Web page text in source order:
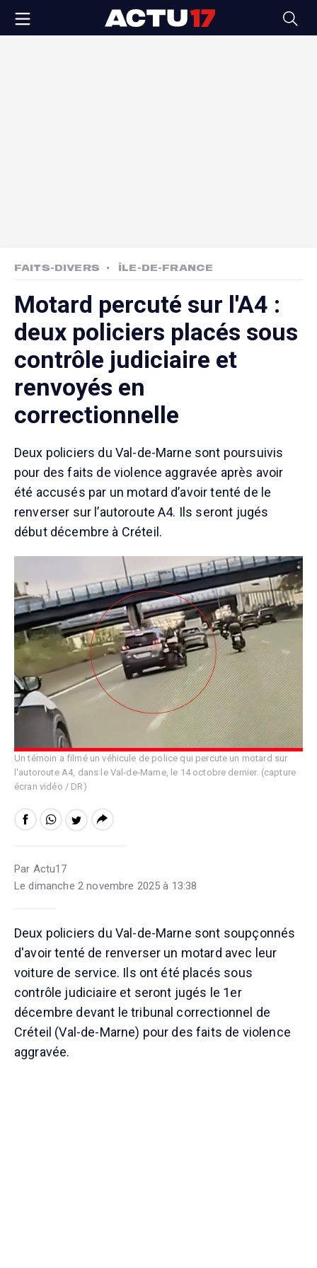
FAITS-DIVERS ÎLE-DE-FRANCE
Motard percuté sur l'A4 :
deux policiers placés sous
contrôle judiciaire et
renvoyés en
correctionnelle
Deux policiers du Val-de-Marne sont poursuivis
pour des faits de violence aggravée après avoir
été accusés par un motard d’avoir tenté de le
renverser sur l’autoroute A4. Ils seront jugés
début décembre à Créteil.
Un témoin a filmé un véhicule de police qui percute un motard sur
l'autoroute A4, dans le Val-de-Marne, le 14 octobre dernier. (capture
écran vidéo / DR)
Par Actu17
Le dimanche 2 novembre 2025 à 13:38
Deux policiers du Val-de-Marne sont soupçonnés
d'avoir tenté de renverser un motard avec leur
voiture de service. Ils ont été placés sous
contrôle judiciaire et seront jugés le 1er
décembre devant le tribunal correctionnel de
Créteil (Val-de-Marne) pour des faits de violence
aggravée.